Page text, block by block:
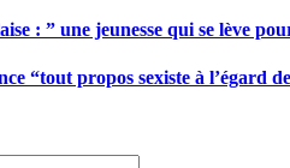
: ” une jeunesse qui se lève
“tout propos sexiste à l’égard